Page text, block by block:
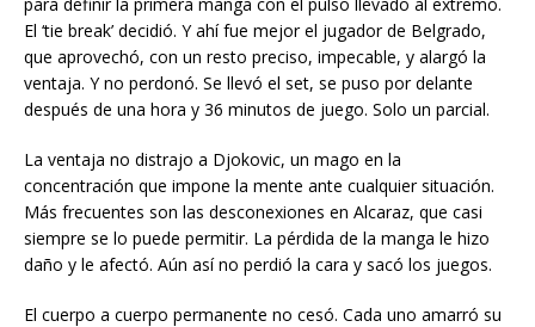
El ‘tie break’ decidió. Y ahí fue mejor el jugador de Belgrado,
que aprovechó, con un resto preciso, impecable, y alargó la
ventaja. Y no perdonó. Se llevó el set, se puso por delante
después de una hora y 36 minutos de juego. Solo un parcial.
La ventaja no distrajo a Djokovic, un mago en la
concentración que impone la mente ante cualquier situación.
Más frecuentes son las desconexiones en Alcaraz, que casi
siempre se lo puede permitir. La pérdida de la manga le hizo
daño y le afectó. Aún así no perdió la cara y sacó los juegos.
El cuerpo a cuerpo permanente no cesó. Cada uno amarró su